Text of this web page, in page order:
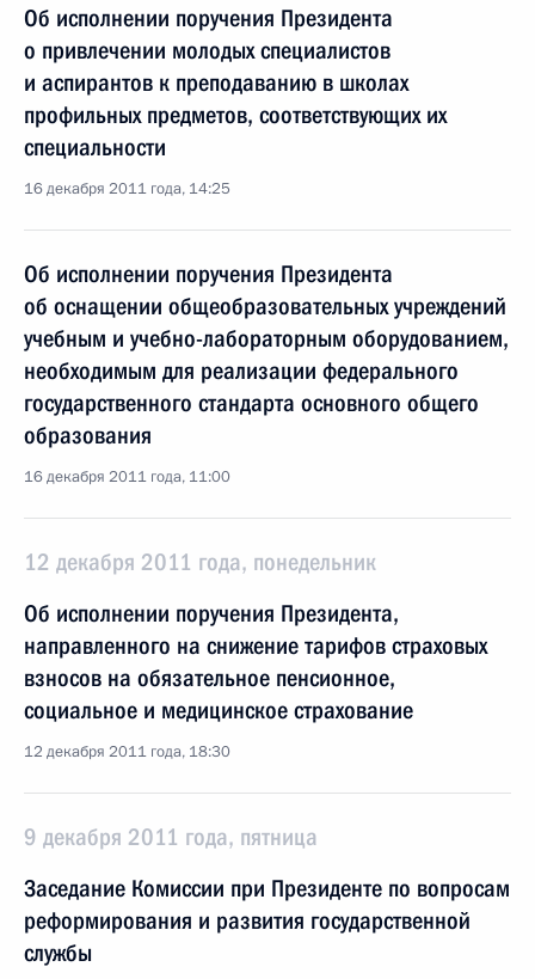
Об исполнении поручения Президента
о привлечении молодых специалистов
и аспирантов к преподаванию в школах
профильных предметов, соответствующих их
специальности
16 декабря 2011 года, 14:25
Об исполнении поручения Президента
об оснащении общеобразовательных учреждений
учебным и учебно-лабораторным оборудованием,
необходимым для реализации федерального
государственного стандарта основного общего
образования
16 декабря 2011 года, 11:00
12 декабря 2011 года, понедельник
Об исполнении поручения Президента,
направленного на снижение тарифов страховых
взносов на обязательное пенсионное,
социальное и медицинское страхование
12 декабря 2011 года, 18:30
9 декабря 2011 года, пятница
Заседание Комиссии при Президенте по вопросам
реформирования и развития государственной
службы